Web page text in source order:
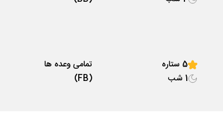
5 ستاره
1 شب
تمامی وعده ها
(FB)